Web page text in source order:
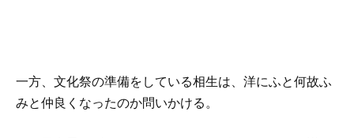
一方、文化祭の準備をしている相生は、洋にふと何故ふ
みと仲良くなったのか問いかける。